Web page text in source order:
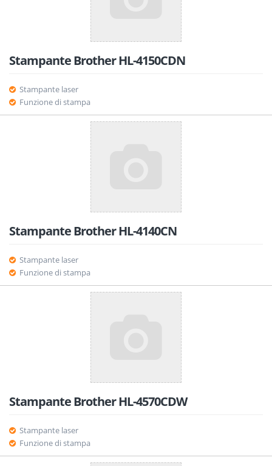
Stampante Brother HL-4150CDN
Stampante laser
Funzione di stampa
Stampante Brother HL-4140CN
Stampante laser
Funzione di stampa
Stampante Brother HL-4570CDW
Stampante laser
Funzione di stampa